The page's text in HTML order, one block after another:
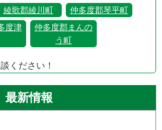
綾歌郡綾川町
仲多度郡琴平町
度津
仲多度郡まんの
う町
ください！
最新情報